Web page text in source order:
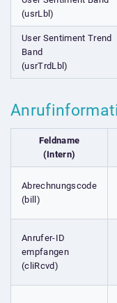
(usrLbl)
User Sentiment Trend
Band
(usrTrdLbl)
Feldname
(Intern)
Abrechnungscode
(bill)
Anrufer-ID
empfangen
(cliRcvd)